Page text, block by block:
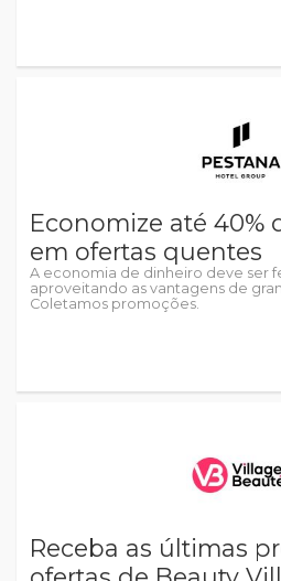
Economize até 40%
em ofertas quentes
A economia de dinheiro deve ser
aproveitando as vantagens de
Coletamos promoções.
Receba as últimas